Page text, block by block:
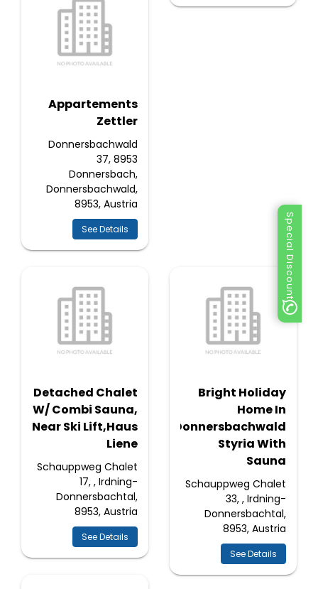
Special Discount
Appartements
Zettler
Donnersbachwald
37, 8953
Donnersbach,
Donnersbachwald,
8953, Austria
See Details
Bright Holiday
Home In
Donnersbachwald
Styria With
Sauna
Schauppweg Chalet
33, , Irdning-
Donnersbachtal,
8953, Austria
See Details
Detached Chalet
W/ Combi Sauna,
Near Ski Lift,Haus
Liene
Schauppweg Chalet
17, , Irdning-
Donnersbachtal,
8953, Austria
See Details